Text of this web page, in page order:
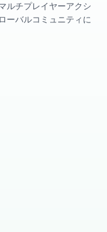
ルチプレイヤーアクシ
ーバルコミュニティに